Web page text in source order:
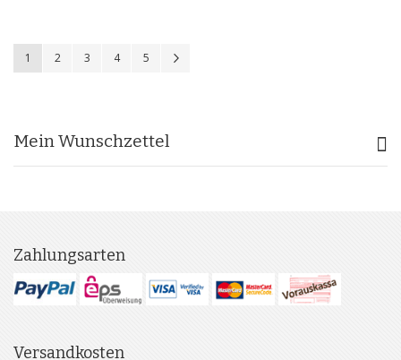
Sie lesen gerade Seite
1 Seite
2 Seite
3 Seite
4 Seite
5
Mein Wunschzettel
Zahlungsarten
Versandkosten